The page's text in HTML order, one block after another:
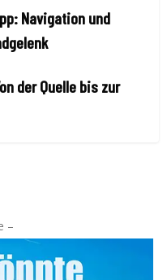
Navigation und
der Quelle bis zur
–